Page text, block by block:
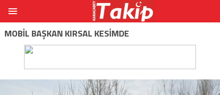
MOBIL BAŞKAN KIRSAL KESIMDE